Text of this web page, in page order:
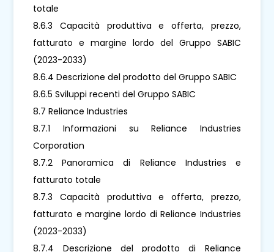
totale
8.6.3 Capacità produttiva e offerta, prezzo,
fatturato e margine lordo del Gruppo SABIC
(2023-2033)
8.6.4 Descrizione del prodotto del Gruppo SABIC
8.6.5 Sviluppi recenti del Gruppo SABIC
8.7 Reliance Industries
8.7.1 Informazioni su Reliance Industries
Corporation
8.7.2 Panoramica di Reliance Industries e
fatturato totale
8.7.3 Capacità produttiva e offerta, prezzo,
fatturato e margine lordo di Reliance Industries
(2023-2033)
8.7.4 Descrizione del prodotto di Reliance